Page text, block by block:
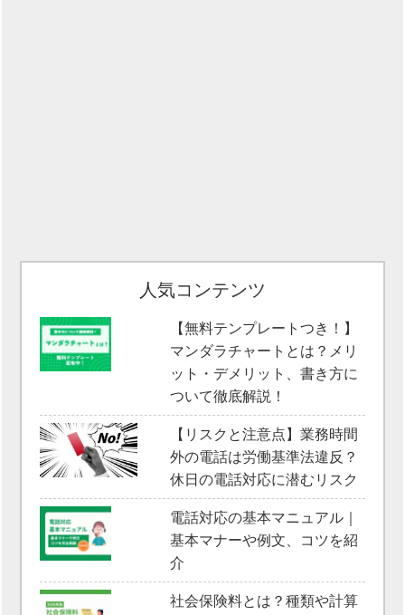
人気コンテンツ
【無料テンプレートつき！】
マンダラチャートとは？メリ
ット・デメリット、書き方に
ついて徹底解説！
【リスクと注意点】業務時間
外の電話は労働基準法違反？
休日の電話対応に潜むリスク
電話対応の基本マニュアル｜
基本マナーや例文、コツを紹
介
社会保険料とは？種類や計算